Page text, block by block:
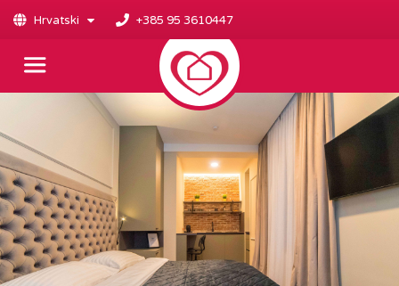
Hrvatski +385 95 3610447